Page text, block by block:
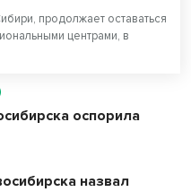
продолжает оставаться
центрами, в
оспорила
назвал